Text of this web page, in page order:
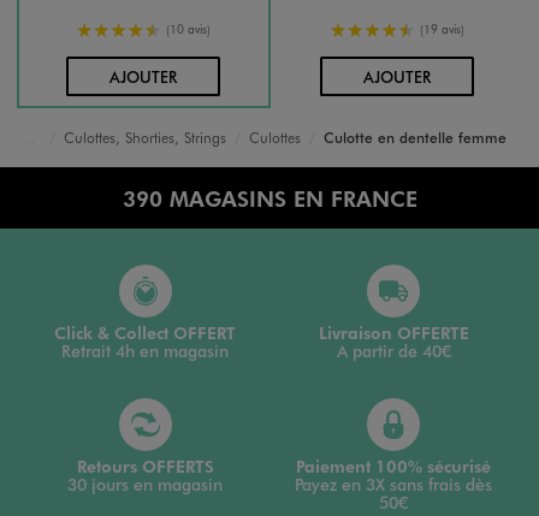
4.5/5 de moyenne
(10 avis)
AJOUTERAU PANIER
4.5/5 de moyenne
(19 avis)
AJOUTERAU PANIER
Accueil
FemmeCulottes, Shorties, Strings Culottes Culotte en dentelle femme
390 MAGASINS EN FRANCE
Click & Collect OFFERT
Retrait 4h en magasin
Livraison OFFERTE
A partir de 40€
Retours OFFERTS
30 jours en magasin
Paiement 100% sécurisé
Payez en 3X sans frais dès
50€